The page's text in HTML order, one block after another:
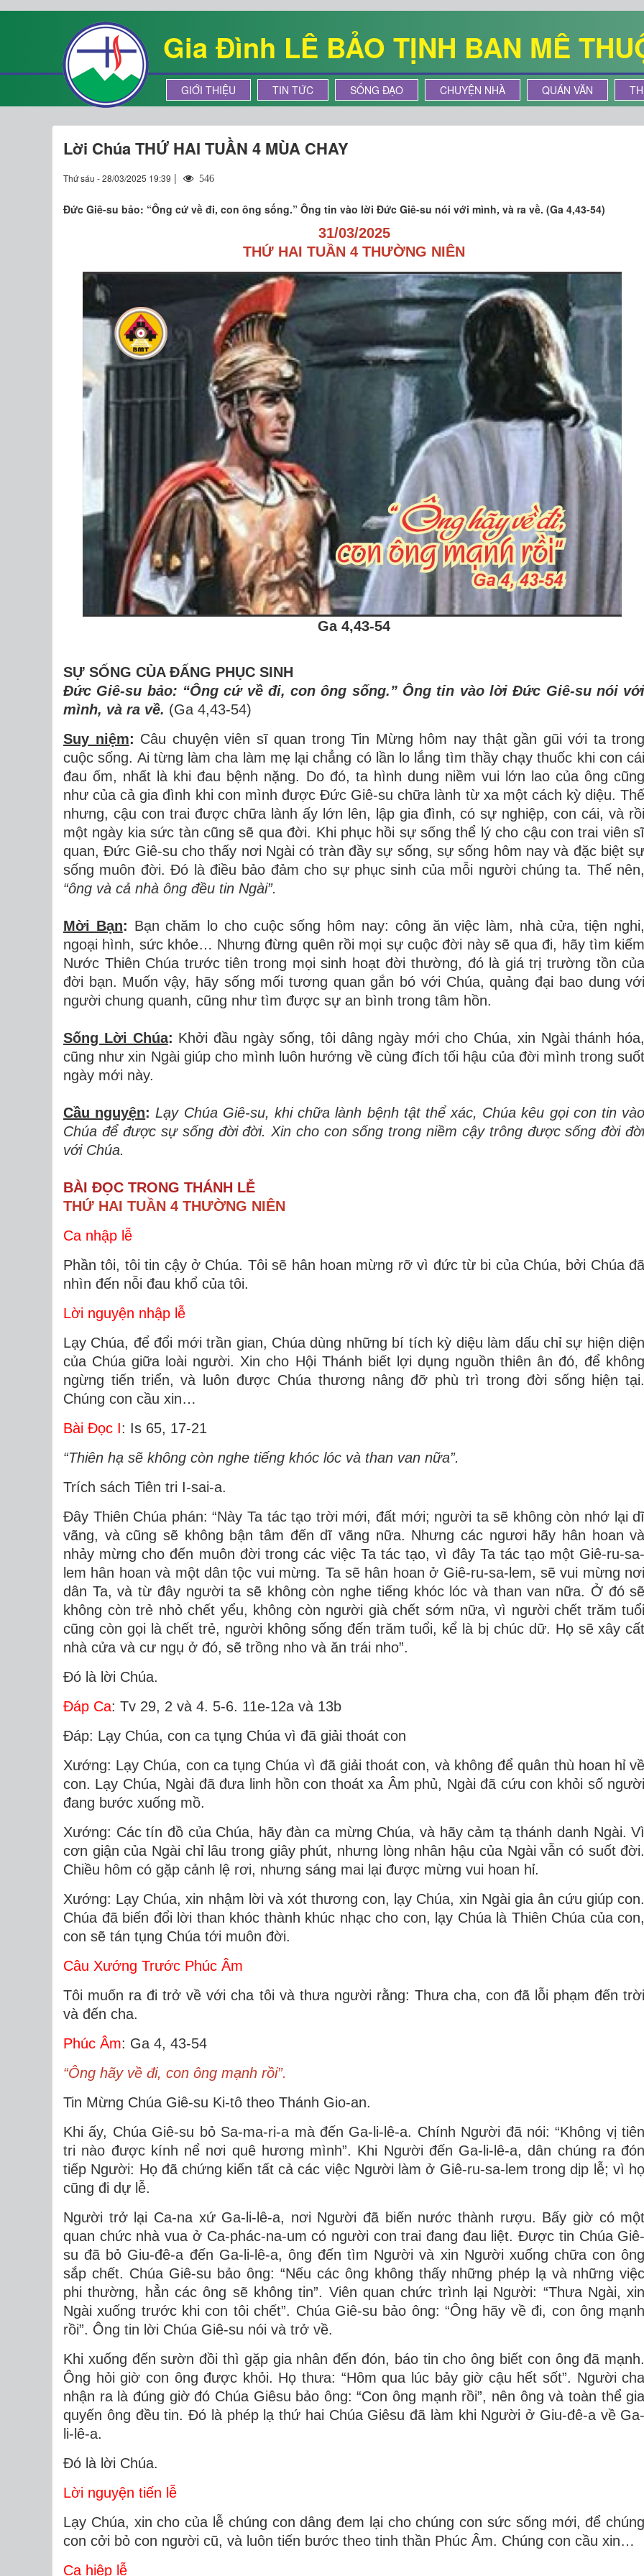
Gia Đình LÊ BẢO TỊNH BAN MÊ
GIỚI THIỆU TIN TỨC SỐNG ĐẠO CHUYỆN NHÀ QUÁN VĂN
Lời Chúa THỨ HAI TUẦN 4 MÙA CHAY
Thứ sáu - 28/03/2025 19:39 | 546
Đức Giê-su bảo: “Ông cứ về đi, con ông sống.” Ông tin vào lời Đức Giê-su nói với mình, và ra về. (Ga 4,43-54)
31/03/2025
THỨ HAI TUẦN 4 THƯỜNG NIÊN
Ga 4,43-54
SỰ SỐNG CỦA ĐẤNG PHỤC SINH
Đức Giê-su bảo: “Ông cứ về đi, con ông sống.” Ông tin vào lời Đức Giê-su nói với
mình, và ra về. (Ga 4,43-54)
Suy niệm: Câu chuyện viên sĩ quan trong Tin Mừng hôm nay thật gần gũi với ta trong
cuộc sống. Ai từng làm cha làm mẹ lại chẳng có lần lo lắng tìm thầy chạy thuốc khi con cái
đau ốm, nhất là khi đau bệnh nặng. Do đó, ta hình dung niềm vui lớn lao của ông cũng
như của cả gia đình khi con mình được Đức Giê-su chữa lành từ xa một cách kỳ diệu. Thế
nhưng, cậu con trai được chữa lành ấy lớn lên, lập gia đình, có sự nghiệp, con cái, và rồi
một ngày kia sức tàn cũng sẽ qua đời. Khi phục hồi sự sống thể lý cho cậu con trai viên sĩ
quan, Đức Giê-su cho thấy nơi Ngài có tràn đầy sự sống, sự sống hôm nay và đặc biệt sự
sống muôn đời. Đó là điều bảo đảm cho sự phục sinh của mỗi người chúng ta. Thế nên,
“ông và cả nhà ông đều tin Ngài”.
Mời Bạn: Bạn chăm lo cho cuộc sống hôm nay: công ăn việc làm, nhà cửa, tiện nghi,
ngoại hình, sức khỏe… Nhưng đừng quên rồi mọi sự cuộc đời này sẽ qua đi, hãy tìm kiếm
Nước Thiên Chúa trước tiên trong mọi sinh hoạt đời thường, đó là giá trị trường tồn của
đời bạn. Muốn vậy, hãy sống mối tương quan gắn bó với Chúa, quảng đại bao dung với
người chung quanh, cũng như tìm được sự an bình trong tâm hồn.
Sống Lời Chúa: Khởi đầu ngày sống, tôi dâng ngày mới cho Chúa, xin Ngài thánh hóa,
cũng như xin Ngài giúp cho mình luôn hướng về cùng đích tối hậu của đời mình trong suốt
ngày mới này.
Cầu nguyện: Lạy Chúa Giê-su, khi chữa lành bệnh tật thể xác, Chúa kêu gọi con tin vào
Chúa để được sự sống đời đời. Xin cho con sống trong niềm cậy trông được sống đời đời
với Chúa.
BÀI ĐỌC TRONG THÁNH LỄ
THỨ HAI TUẦN 4 THƯỜNG NIÊN
Ca nhập lễ
Phần tôi, tôi tin cậy ở Chúa. Tôi sẽ hân hoan mừng rỡ vì đức từ bi của Chúa, bởi Chúa đã
nhìn đến nỗi đau khổ của tôi.
Lời nguyện nhập lễ
Lạy Chúa, để đổi mới trần gian, Chúa dùng những bí tích kỳ diệu làm dấu chỉ sự hiện diện
của Chúa giữa loài người. Xin cho Hội Thánh biết lợi dụng nguồn thiên ân đó, để không
ngừng tiến triển, và luôn được Chúa thương nâng đỡ phù trì trong đời sống hiện tại.
Chúng con cầu xin…
Bài Ðọc I: Is 65, 17-21
“Thiên hạ sẽ không còn nghe tiếng khóc lóc và than van nữa”.
Trích sách Tiên tri I-sai-a.
Ðây Thiên Chúa phán: “Này Ta tác tạo trời mới, đất mới; người ta sẽ không còn nhớ lại dĩ
vãng, và cũng sẽ không bận tâm đến dĩ vãng nữa. Nhưng các ngươi hãy hân hoan và
nhảy mừng cho đến muôn đời trong các việc Ta tác tạo, vì đây Ta tác tạo một Giê-ru-sa-
lem hân hoan và một dân tộc vui mừng. Ta sẽ hân hoan ở Giê-ru-sa-lem, sẽ vui mừng nơi
dân Ta, và từ đây người ta sẽ không còn nghe tiếng khóc lóc và than van nữa. Ở đó sẽ
không còn trẻ nhỏ chết yểu, không còn người già chết sớm nữa, vì người chết trăm tuổi
cũng còn gọi là chết trẻ, người không sống đến trăm tuổi, kể là bị chúc dữ. Họ sẽ xây cất
nhà cửa và cư ngụ ở đó, sẽ trồng nho và ăn trái nho”.
Ðó là lời Chúa.
Ðáp Ca: Tv 29, 2 và 4. 5-6. 11e-12a và 13b
Ðáp: Lạy Chúa, con ca tụng Chúa vì đã giải thoát con
Xướng: Lạy Chúa, con ca tụng Chúa vì đã giải thoát con, và không để quân thù hoan hỉ về
con. Lạy Chúa, Ngài đã đưa linh hồn con thoát xa Âm phủ, Ngài đã cứu con khỏi số người
đang bước xuống mồ.
Xướng: Các tín đồ của Chúa, hãy đàn ca mừng Chúa, và hãy cảm tạ thánh danh Ngài. Vì
cơn giận của Ngài chỉ lâu trong giây phút, nhưng lòng nhân hậu của Ngài vẫn có suốt đời.
Chiều hôm có gặp cảnh lệ rơi, nhưng sáng mai lại được mừng vui hoan hỉ.
Xướng: Lạy Chúa, xin nhậm lời và xót thương con, lạy Chúa, xin Ngài gia ân cứu giúp con.
Chúa đã biến đổi lời than khóc thành khúc nhạc cho con, lạy Chúa là Thiên Chúa của con,
con sẽ tán tụng Chúa tới muôn đời.
Câu Xướng Trước Phúc Âm
Tôi muốn ra đi trở về với cha tôi và thưa người rằng: Thưa cha, con đã lỗi phạm đến trời
và đến cha.
Phúc Âm: Ga 4, 43-54
“Ông hãy về đi, con ông mạnh rồi”.
Tin Mừng Chúa Giê-su Ki-tô theo Thánh Gio-an.
Khi ấy, Chúa Giê-su bỏ Sa-ma-ri-a mà đến Ga-li-lê-a. Chính Người đã nói: “Không vị tiên
tri nào được kính nể nơi quê hương mình”. Khi Người đến Ga-li-lê-a, dân chúng ra đón
tiếp Người: Họ đã chứng kiến tất cả các việc Người làm ở Giê-ru-sa-lem trong dịp lễ; vì họ
cũng đi dự lễ.
Người trở lại Ca-na xứ Ga-li-lê-a, nơi Người đã biến nước thành rượu. Bấy giờ có một
quan chức nhà vua ở Ca-phác-na-um có người con trai đang đau liệt. Ðược tin Chúa Giê-
su đã bỏ Giu-đê-a đến Ga-li-lê-a, ông đến tìm Người và xin Người xuống chữa con ông
sắp chết. Chúa Giê-su bảo ông: “Nếu các ông không thấy những phép lạ và những việc
phi thường, hẳn các ông sẽ không tin”. Viên quan chức trình lại Người: “Thưa Ngài, xin
Ngài xuống trước khi con tôi chết”. Chúa Giê-su bảo ông: “Ông hãy về đi, con ông mạnh
rồi”. Ông tin lời Chúa Giê-su nói và trở về.
Khi xuống đến sườn đồi thì gặp gia nhân đến đón, báo tin cho ông biết con ông đã mạnh.
Ông hỏi giờ con ông được khỏi. Họ thưa: “Hôm qua lúc bảy giờ cậu hết sốt”. Người cha
nhận ra là đúng giờ đó Chúa Giêsu bảo ông: “Con ông mạnh rồi”, nên ông và toàn thể gia
quyến ông đều tin. Ðó là phép lạ thứ hai Chúa Giêsu đã làm khi Người ở Giu-đê-a về Ga-
li-lê-a.
Ðó là lời Chúa.
Lời nguyện tiến lễ
Lạy Chúa, xin cho của lễ chúng con dâng đem lại cho chúng con sức sống mới, để chúng
con cởi bỏ con người cũ, và luôn tiến bước theo tinh thần Phúc Âm. Chúng con cầu xin…
Ca hiệp lễ